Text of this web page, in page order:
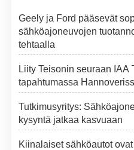
Geely ja Ford pääsevät
sähköajoneuvojen
tehtaalla
Liity Teisonin seuraan IAA
tapahtumassa
Tutkimusyritys:
kysyntä jatkaa kasvuaan
Kiinalaiset sähköautot